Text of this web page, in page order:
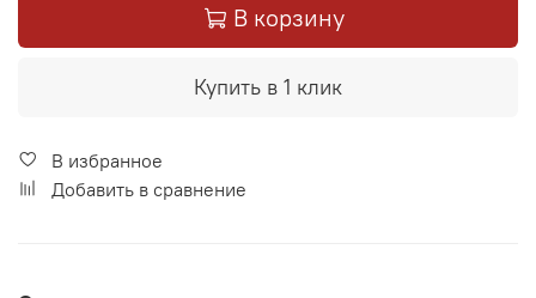
В корзину
Купить в 1 клик
В избранное
Добавить в сравнение